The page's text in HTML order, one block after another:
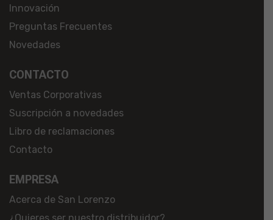
Innovación
Preguntas Frecuentes
Novedades
CONTACTO
Ventas Corporativas
Suscripción a novedades
Libro de reclamaciones
Contacto
EMPRESA
Acerca de San Lorenzo